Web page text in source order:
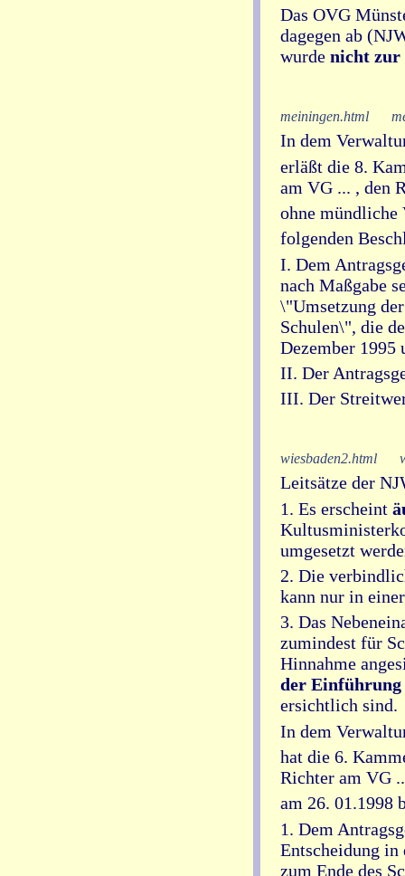
Das OVG
dagegen ab
wurde nicht zur
meiningen.html
In dem
erläßt die 8.
am VG ... , den
ohne mündliche
folgenden
I. Dem
nach Maßgabe
\"Umsetzung
Schulen\", die
Dezember 1995
II. Der
III. Der
wiesbaden2.html
Leitsätze der
1. Es erscheint
umgesetzt
2. Die
kann nur in
3. Das
zumindest für
Hinnahme
der
ersichtlich sind.
In dem
hat die 6.
Richter am VG
am 26. 01.1998
1. Dem
Entscheidung in
zum Ende des